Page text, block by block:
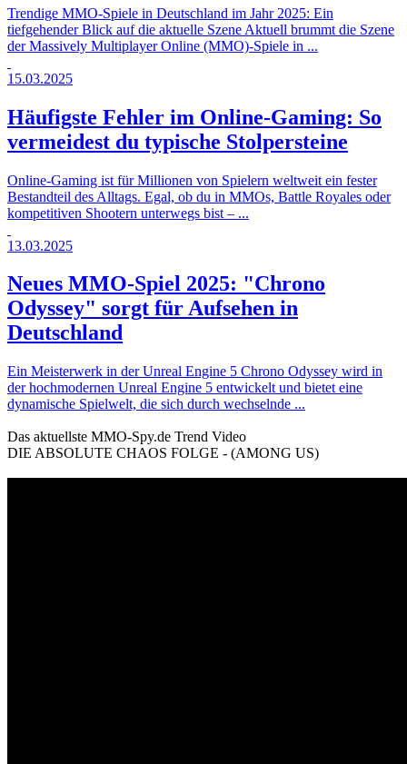
Trendige MMO-Spiele in Deutschland im Jahr 2025: Ein
tiefgehender Blick auf die aktuelle Szene Aktuell brummt die Szene
der Massively Multiplayer Online (MMO)-Spiele in ...
15.03.2025
Häufigste Fehler im Online-Gaming: So
vermeidest du typische Stolpersteine
Online-Gaming ist für Millionen von Spielern weltweit ein fester
Bestandteil des Alltags. Egal, ob du in MMOs, Battle Royales oder
kompetitiven Shootern unterwegs bist – ...
13.03.2025
Neues MMO-Spiel 2025: "Chrono
Odyssey" sorgt für Aufsehen in
Deutschland
Ein Meisterwerk in der Unreal Engine 5 Chrono Odyssey wird in
der hochmodernen Unreal Engine 5 entwickelt und bietet eine
dynamische Spielwelt, die sich durch wechselnde ...
Das aktuellste MMO-Spy.de Trend Video
DIE ABSOLUTE CHAOS FOLGE - (AMONG US)